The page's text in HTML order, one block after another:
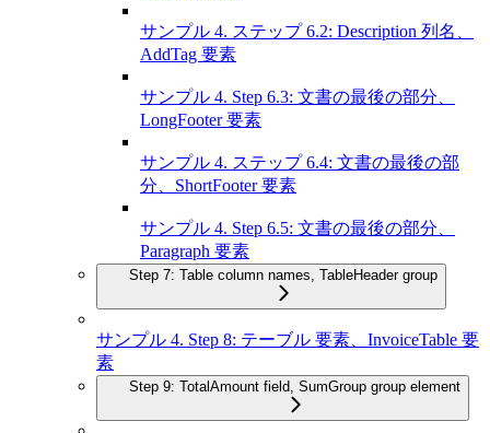
サンプル 4. ステップ 6.2: Description 列名、
AddTag 要素
サンプル 4. Step 6.3: 文書の最後の部分、
LongFooter 要素
サンプル 4. ステップ 6.4: 文書の最後の部
分、ShortFooter 要素
サンプル 4. Step 6.5: 文書の最後の部分、
Paragraph 要素
Step 7: Table column names, TableHeader group
サンプル 4. Step 8: テーブル 要素、InvoiceTable 要
素
Step 9: TotalAmount field, SumGroup group element